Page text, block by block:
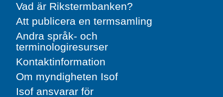
Vad är Rikstermbanken?
Att publicera en termsamling
Andra språk- och
terminologiresurser
Kontaktinformation
Om myndigheten Isof
Isof ansvarar för